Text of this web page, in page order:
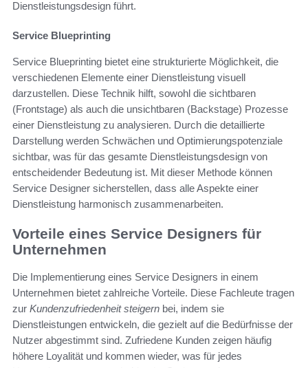
Dienstleistungsdesign führt.
Service Blueprinting
Service Blueprinting bietet eine strukturierte Möglichkeit, die
verschiedenen Elemente einer Dienstleistung visuell
darzustellen. Diese Technik hilft, sowohl die sichtbaren
(Frontstage) als auch die unsichtbaren (Backstage) Prozesse
einer Dienstleistung zu analysieren. Durch die detaillierte
Darstellung werden Schwächen und Optimierungspotenziale
sichtbar, was für das gesamte Dienstleistungsdesign von
entscheidender Bedeutung ist. Mit dieser Methode können
Service Designer sicherstellen, dass alle Aspekte einer
Dienstleistung harmonisch zusammenarbeiten.
Vorteile eines Service Designers für
Unternehmen
Die Implementierung eines Service Designers in einem
Unternehmen bietet zahlreiche Vorteile. Diese Fachleute tragen
zur Kundenzufriedenheit steigern bei, indem sie
Dienstleistungen entwickeln, die gezielt auf die Bedürfnisse der
Nutzer abgestimmt sind. Zufriedene Kunden zeigen häufig
höhere Loyalität und kommen wieder, was für jedes